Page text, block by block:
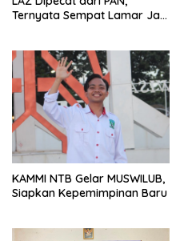
Ternyata Sempat Lamar Jadi
KAMMI NTB Gelar MUSWILUB,
Siapkan Kepemimpinan Baru